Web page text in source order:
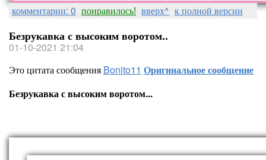
комментарии: 0 понравилось! вверх^ к полной версии
Безрукавка с высоким воротом..
01-10-2021 21:04
Это цитата сообщения Bonito11 Оригинальное сообщение
Безрукавка с высоким воротом...